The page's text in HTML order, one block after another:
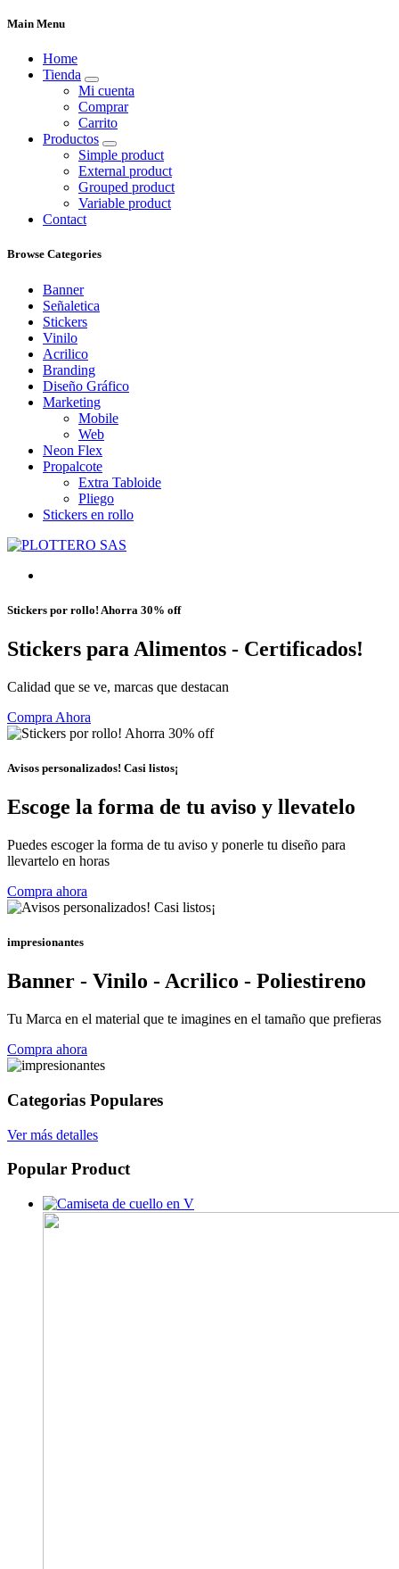
Main Menu
Home
Tienda
Mi cuenta
Comprar
Carrito
Productos
Simple product
External product
Grouped product
Variable product
Contact
Browse Categories
Banner
Señaletica
Stickers
Vinilo
Acrilico
Branding
Diseño Gráfico
Marketing
Mobile
Web
Neon Flex
Propalcote
Extra Tabloide
Pliego
Stickers en rollo
Stickers por rollo! Ahorra 30% off
Stickers para Alimentos - Certificados!
Calidad que se ve, marcas que destacan
Compra Ahora
Avisos personalizados! Casi listos¡
Escoge la forma de tu aviso y llevatelo
Puedes escoger la forma de tu aviso y ponerle tu diseño para
llevartelo en horas
Compra ahora
impresionantes
Banner - Vinilo - Acrilico - Poliestireno
Tu Marca en el material que te imagines en el tamaño que prefieras
Compra ahora
Categorias Populares
Ver más detalles
Popular Product